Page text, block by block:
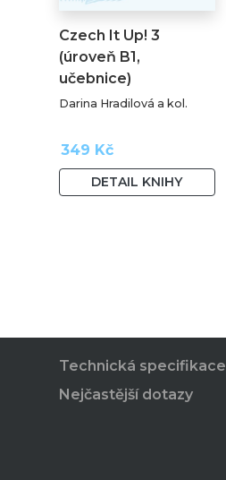
Czech It Up! 3
(úroveň B1,
učebnice)
Darina Hradilová a kol.
349 Kč
DETAIL KNIHY
Technická specifikace
Nejčastější dotazy